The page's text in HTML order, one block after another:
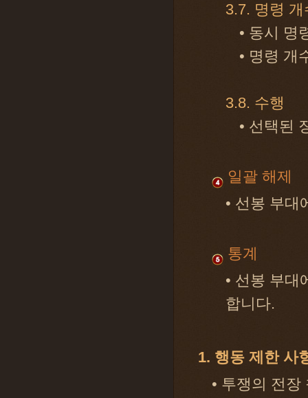
3.7. 명령 개
• 동시 명
• 명령 개
3.8. 수행
• 선택된
일괄 해제
• 선봉 부대
통계
• 선봉 부대
합니다.
1. 행동 제한 사
• 투쟁의 전